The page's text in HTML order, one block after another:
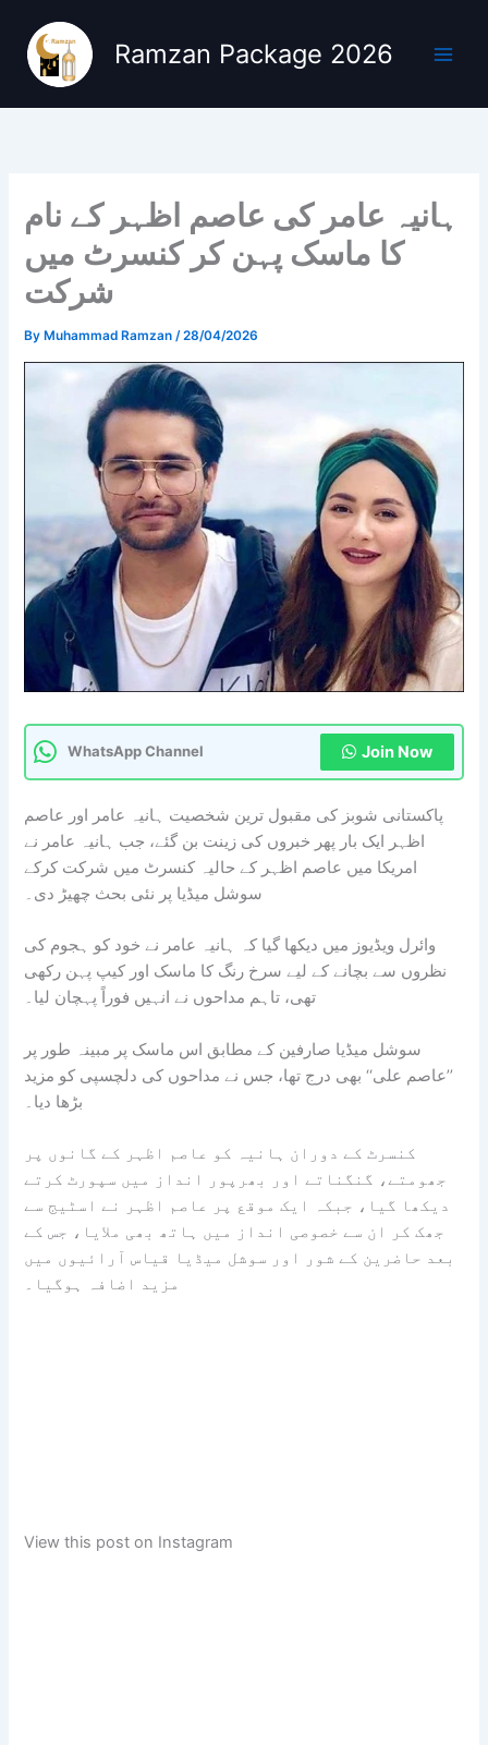
content
Ramzan Package 2026
ہانیہ عامر کی عاصم اظہر کے نام
کا ماسک پہن کر کنسرٹ میں
شرکت
By Muhammad Ramzan/28/04/2026
WhatsApp Channel Join Now
پاکستانی شوبز کی مقبول ترین شخصیت ہانیہ عامر اور عاصم
اظہر ایک بار پھر خبروں کی زینت بن گئے، جب ہانیہ عامر نے
امریکا میں عاصم اظہر کے حالیہ کنسرٹ میں شرکت کرکے
سوشل میڈیا پر نئی بحث چھیڑ دی۔
وائرل ویڈیوز میں دیکھا گیا کہ ہانیہ عامر نے خود کو ہجوم کی
نظروں سے بچانے کے لیے سرخ رنگ کا ماسک اور کیپ پہن رکھی
تھی، تاہم مداحوں نے انہیں فوراً پہچان لیا۔
سوشل میڈیا صارفین کے مطابق اس ماسک پر مبینہ طور پر
’’عاصم علی‘‘ بھی درج تھا، جس نے مداحوں کی دلچسپی کو مزید
کنسرٹ کے دوران ہانیہ کو عاصم اظہر کے گانوں پر
جھومتے، گنگناتے اور بھرپور انداز میں سپورٹ کرتے
دیکھا گیا، جبکہ ایک موقع پر عاصم اظہر نے اسٹیج سے
جھک کر ان سے خصوصی انداز میں ہاتھ بھی ملایا، جس کے
بعد حاضرین کے شور اور سوشل میڈیا قیاس آرائیوں میں
View this post on Instagram